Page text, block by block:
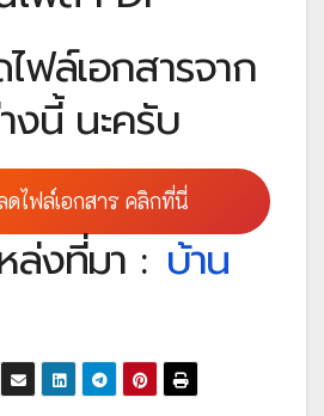
ฟล์เอกสารจาก
งนี้ นะครับ
ไฟล์เอกสาร คลิกที่นี่
งที่มา : บ้าน